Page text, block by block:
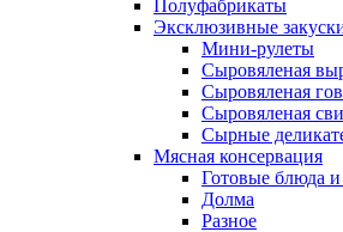
Полуфабрикаты
Эксклюзивные
Мини-рулеты
Сыровяленая
Сыровяленая
Сыровяленая
Сырные
Мясная консервация
Готовые блюда
Долма
Разное